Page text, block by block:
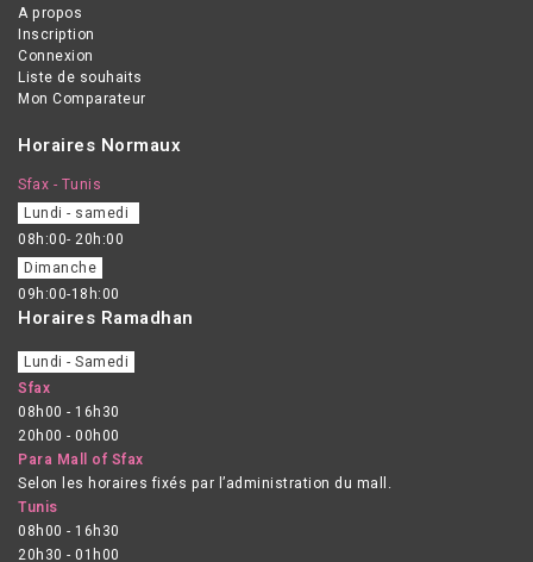
A propos
Inscription
Connexion
Liste de souhaits
Mon Comparateur
Horaires Normaux
Sfax - Tunis
Lundi - samedi
08h:00- 20h:00
Dimanche
09h:00-18h:00
Horaires Ramadhan
Lundi - Samedi
Sfax
08h00 - 16h30
20h00 - 00h00
Para Mall of Sfax
Selon les horaires fixés par l’administration du mall.
Tunis
08h00 - 16h30
20h30 - 01h00